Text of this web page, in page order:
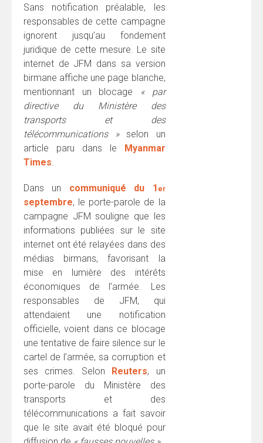
Sans notification préalable, les
responsables de cette campagne
ignorent jusqu’au fondement
juridique de cette mesure. Le site
internet de JFM dans sa version
birmane affiche une page blanche,
mentionnant un blocage
« par
directive du Ministère des
transports et des
télécommunications »selon un
article paru dans le Myanmar
Times.
Dans un communiqué du 1 er
septembre, le porte-parole de la
campagne JFM souligne que les
informations publiées sur le site
internet ont été relayées dans des
médias birmans, favorisant la
mise en lumière des intérêts
économiques de l’armée. Les
responsables de JFM, qui
attendaient une notification
officielle, voient dans ce blocage
une tentative de faire silence sur le
cartel de l’armée, sa corruption et
ses crimes. Selon Reuters, un
porte-parole du Ministère des
transports et des
télécommunications a fait savoir
que le site avait été bloqué pour